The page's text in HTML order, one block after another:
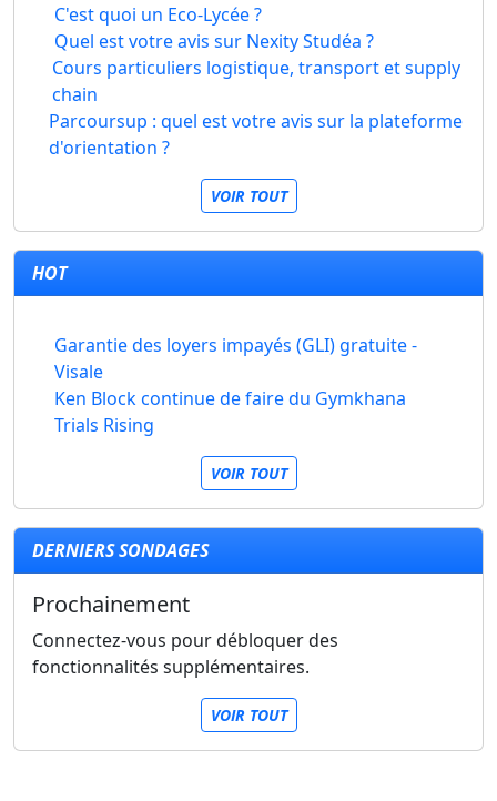
C'est quoi un Eco-Lycée ?
Quel est votre avis sur Nexity Studéa ?
Cours particuliers logistique, transport et supply
chain
Parcoursup : quel est votre avis sur la plateforme
d'orientation ?
VOIR TOUT
HOT
Garantie des loyers impayés (GLI) gratuite -
Visale
Ken Block continue de faire du Gymkhana
Trials Rising
VOIR TOUT
DERNIERS SONDAGES
Prochainement
Connectez-vous pour débloquer des
fonctionnalités supplémentaires.
VOIR TOUT